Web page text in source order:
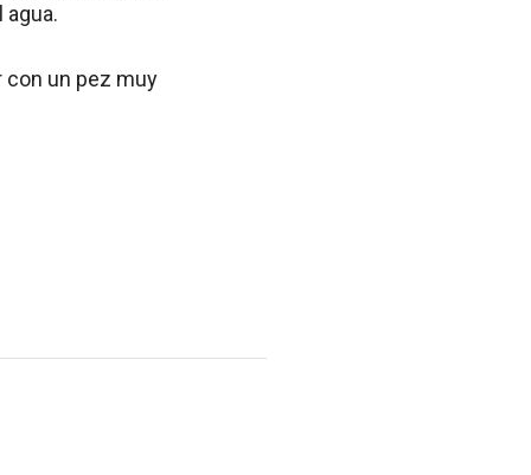
agua.
con un pez muy